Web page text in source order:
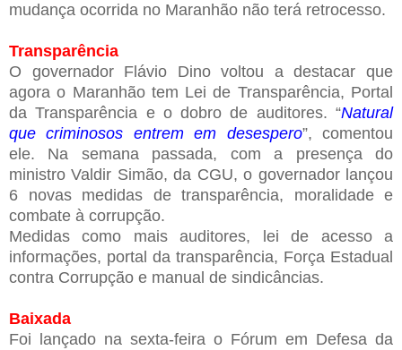
mudança ocorrida no Maranhão não terá retrocesso.
Transparência
O governador Flávio Dino voltou a destacar que
agora o Maranhão tem Lei de Transparência, Portal
da Transparência e o dobro de auditores. “Natural
que criminosos entrem em desespero”, comentou
ele. Na semana passada, com a presença do
ministro Valdir Simão, da CGU, o governador lançou
6 novas medidas de transparência, moralidade e
combate à corrupção.
Medidas como mais auditores, lei de acesso a
informações, portal da transparência, Força Estadual
contra Corrupção e manual de sindicâncias.
Baixada
Foi lançado na sexta-feira o Fórum em Defesa da